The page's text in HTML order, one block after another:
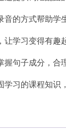
的方式帮助学
学习变得有趣
句子成分，合
习的课程知识